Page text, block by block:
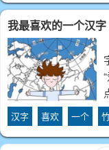
我最喜欢的一个汉字
汉字 喜欢 一个